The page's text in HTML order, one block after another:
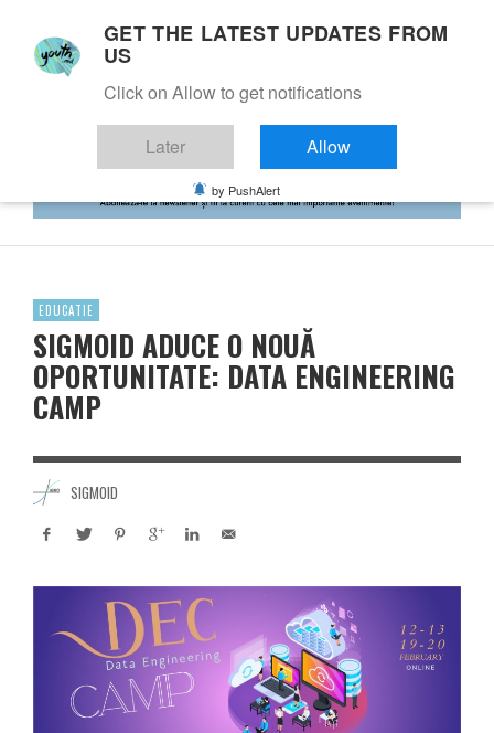
EDUCATIE
SIGMOID ADUCE O NOUĂ
OPORTUNITATE: DATA ENGINEERING
CAMP
SIGMOID
GET THE LATEST UPDATES FROM
US
Click on Allow to get notifications
Later Allow
by PushAlert